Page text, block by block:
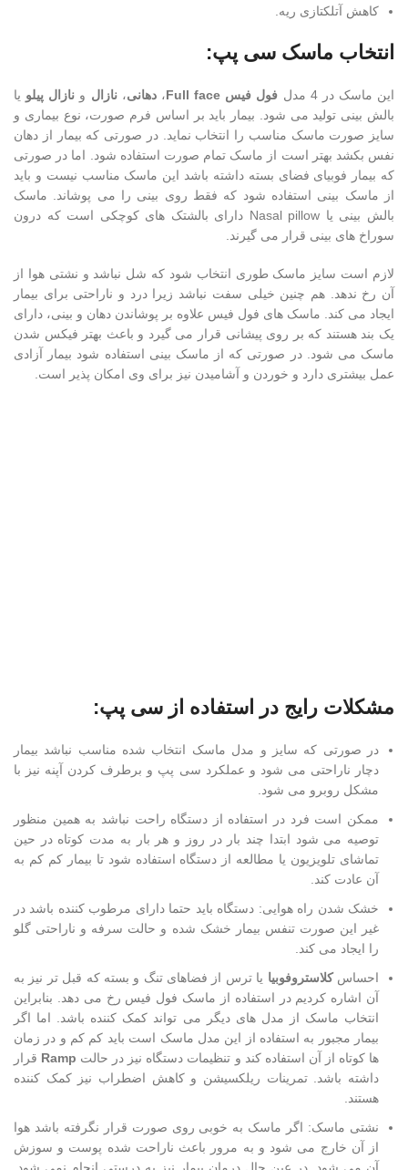
کاهش آتلکتازی ریه.
انتخاب ماسک سی پپ:
این ماسک در 4 مدل فول فیس Full face ،دهانی،نازال و نازال پیلو یا
بالش بینی تولید می شود. بیمار باید بر اساس فرم صورت، نوع بیماری و
سایز صورت ماسک مناسب را انتخاب نماید. در صورتی که بیمار از دهان
نفس بکشد بهتر است از ماسک تمام صورت استفاده شود. اما در صورتی
که بیمار فوبیای فضای بسته داشته باشد این ماسک مناسب نیست و باید
از ماسک بینی استفاده شود که فقط روی بینی را می پوشاند. ماسک
بالش بینی یا Nasal pillow دارای بالشتک های کوچکی است که درون
سوراخ های بینی قرار می گیرند.
لازم است سایز ماسک طوری انتخاب شود که شل نباشد و نشتی هوا از
آن رخ ندهد. هم چنین خیلی سفت نباشد زیرا درد و ناراحتی برای بیمار
ایجاد می کند. ماسک های فول فیس علاوه بر پوشاندن دهان و بینی، دارای
یک بند هستند که بر روی پیشانی قرار می گیرد و باعث بهتر فیکس شدن
ماسک می شود. در صورتی که از ماسک بینی استفاده شود بیمار آزادی
عمل بیشتری دارد و خوردن و آشامیدن نیز برای وی امکان پذیر است.
مشکلات رایج در استفاده از سی پپ:
در صورتی که سایز و مدل ماسک انتخاب شده مناسب نباشد بیمار
دچار ناراحتی می شود و عملکرد سی پپ و برطرف کردن آپنه نیز با
مشکل روبرو می شود.
ممکن است فرد در استفاده از دستگاه راحت نباشد به همین منظور
توصیه می شود ابتدا چند بار در روز و هر بار به مدت کوتاه در حین
تماشای تلویزیون یا مطالعه از دستگاه استفاده شود تا بیمار کم کم به
آن عادت کند.
خشک شدن راه هوایی: دستگاه باید حتما دارای مرطوب کننده باشد در
غیر این صورت تنفس بیمار خشک شده و حالت سرفه و ناراحتی گلو
را ایجاد می کند.
احساسکلاستروفوبیا یا ترس از فضاهای تنگ و بسته که قبل تر نیز به
آن اشاره کردیم در استفاده از ماسک فول فیس رخ می دهد. بنابراین
انتخاب ماسک از مدل های دیگر می تواند کمک کننده باشد. اما اگر
بیمار مجبور به استفاده از این مدل ماسک است باید کم کم و در زمان
ها کوتاه از آن استفاده کند و تنظیمات دستگاه نیز در حالت Ramp قرار
داشته باشد. تمرینات ریلکسیشن و کاهش اضطراب نیز کمک کننده
هستند.
نشتی ماسک: اگر ماسک به خوبی روی صورت قرار نگرفته باشد هوا
از آن خارج می شود و به مرور باعث ناراحت شده پوست و سوزش